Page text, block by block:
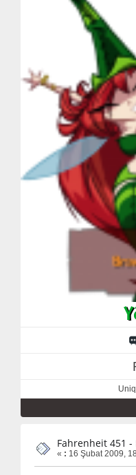
Fahrenheit 451
« : 16 Şubat 2009,